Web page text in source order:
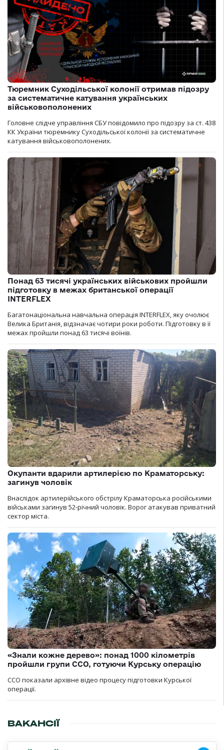
Тюремник Суходільської колонії отримав підозру
за систематичне катування українських
військовополонених
Головне слідче управління СБУ повідомило про підозру за ст. 438
КК України тюремнику Суходільської колонії за систематичне
катування військовополонених.
Понад 63 тисячі українських військових пройшли
підготовку в межах британської операції
INTERFLEX
Багатонаціональна навчальна операція INTERFLEX, яку очолює
Велика Британія, відзначає чотири роки роботи. Підготовку в її
межах пройшли понад 63 тисячі воїнів.
Окупанти вдарили артилерією по Краматорську:
загинув чоловік
Внаслідок артилерійського обстрілу Краматорська російськими
військами загинув 52-річний чоловік. Ворог атакував приватний
сектор міста.
«Знали кожне дерево»: понад 1000 кілометрів
пройшли групи ССО, готуючи Курську операцію
ССО показали архівне відео процесу підготовки Курської
операції.
ВАКАНСІЇ